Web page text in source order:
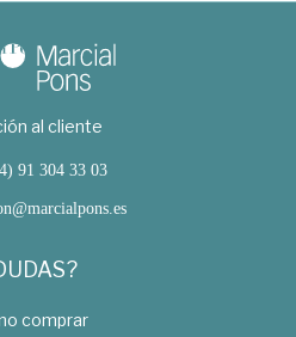
al cliente
91 304 33 03
comprar